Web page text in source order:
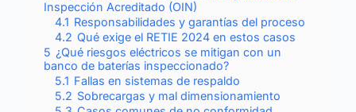
Inspección Acreditado (OIN)
4.1 Responsabilidades y garantías del proceso
4.2 Qué exige el RETIE 2024 en estos casos
5 ¿Qué riesgos eléctricos se mitigan con un
banco de baterías inspeccionado?
5.1 Fallas en sistemas de respaldo
5.2 Sobrecargas y mal dimensionamiento